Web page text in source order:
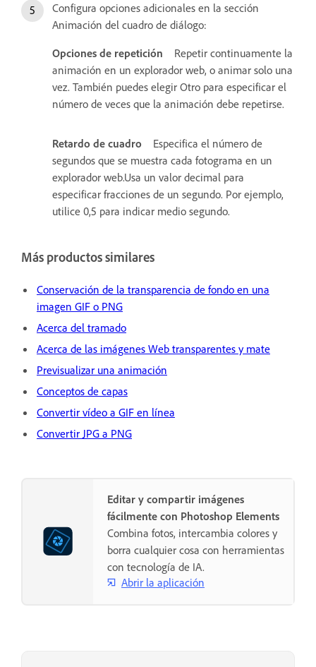
Configura opciones adicionales en la sección
Animación del cuadro de diálogo:
Opciones de repetición
Repetir continuamente la
animación en un explorador web, o animar solo una
vez. También puedes elegir Otro para especificar el
número de veces que la animación debe repetirse.
Retardo de cuadro
Especifica el número de
segundos que se muestra cada fotograma en un
explorador web.Usa un valor decimal para
especificar fracciones de un segundo. Por ejemplo,
utilice 0,5 para indicar medio segundo.
Más productos similares
Conservación de la transparencia de fondo en una
imagen GIF o PNG
Acerca del tramado
Acerca de las imágenes Web transparentes y mate
Previsualizar una animación
Conceptos de capas
Convertir vídeo a GIF en línea
Convertir JPG a PNG
Editar y compartir imágenes
fácilmente con Photoshop Elements
Combina fotos, intercambia colores y
borra cualquier cosa con herramientas
con tecnología de IA.
Abrir la aplicación